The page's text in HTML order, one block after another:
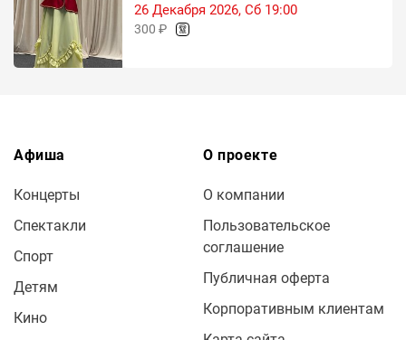
26 Декабря 2026, Сб 19:00
300 ₽
Афиша
Концерты
Спектакли
Спорт
Детям
Кино
О проекте
О компании
Пользовательское
соглашение
Публичная оферта
Корпоративным клиентам